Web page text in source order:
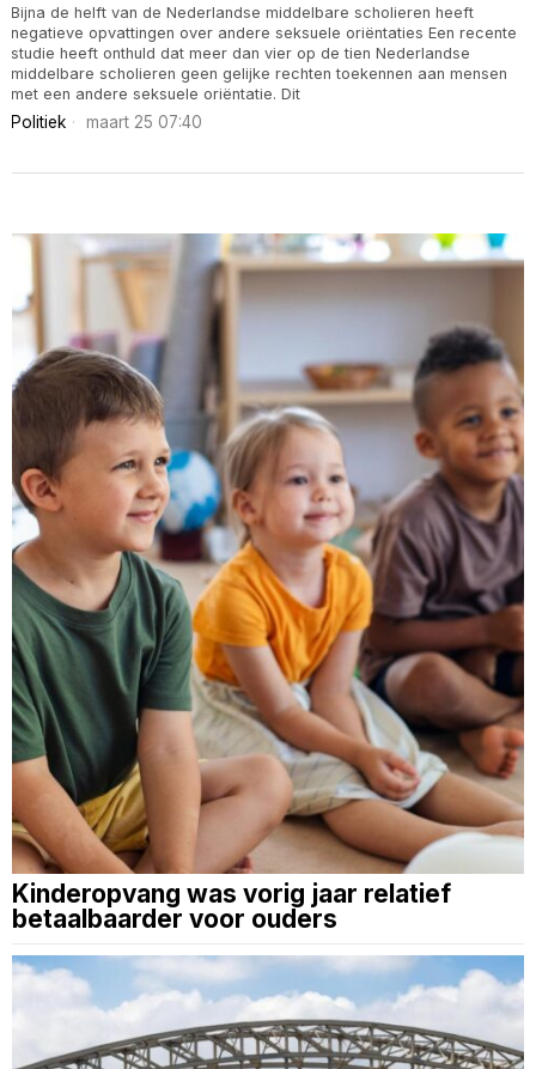
Bijna de helft van de Nederlandse middelbare scholieren heeft
negatieve opvattingen over andere seksuele oriëntaties Een recente
studie heeft onthuld dat meer dan vier op de tien Nederlandse
middelbare scholieren geen gelijke rechten toekennen aan mensen
met een andere seksuele oriëntatie. Dit
Politiek maart 25 07:40
Kinderopvang was vorig jaar relatief
betaalbaarder voor ouders